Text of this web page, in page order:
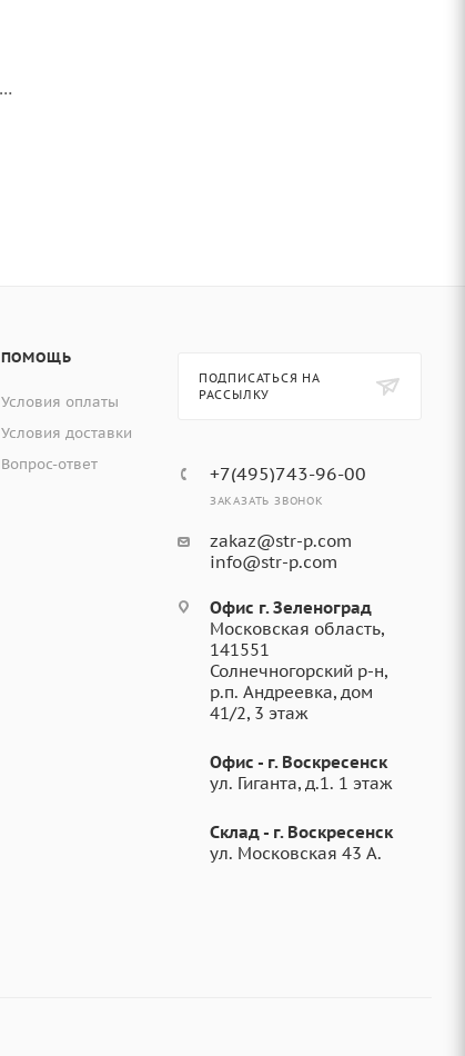
ПОМОЩЬ
Условия оплаты
Условия доставки
Вопрос-ответ
ПОДПИСАТЬСЯ НА
РАССЫЛКУ
+7(495)743-96-00
ЗАКАЗАТЬ ЗВОНОК
zakaz@str-p.com
info@str-p.com
Офис г. Зеленоград
Московская область,
141551
Солнечногорский р-н,
р.п. Андреевка, дом
41/2, 3 этаж
Офис - г. Воскресенск
ул. Гиганта, д.1. 1 этаж
Склад - г. Воскресенск
ул. Московская 43 А.